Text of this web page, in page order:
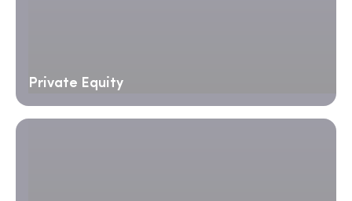
Private Equity